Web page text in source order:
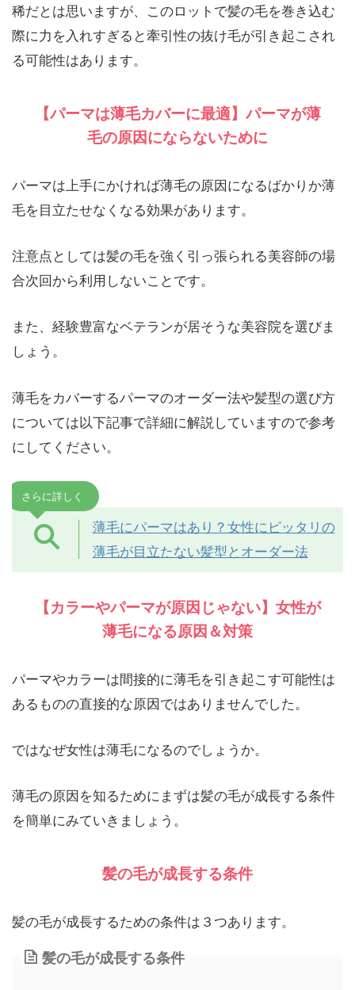
稀だとは思いますが、このロットで髪の毛を巻き込む
際に力を入れすぎると牽引性の抜け毛が引き起こされ
る可能性はあります。
【パーマは薄毛カバーに最適】パーマが薄
毛の原因にならないために
パーマは上手にかければ薄毛の原因になるばかりか薄
毛を目立たせなくなる効果があります。
注意点としては髪の毛を強く引っ張られる美容師の場
合次回から利用しないことです。
また、経験豊富なベテランが居そうな美容院を選びま
しょう。
薄毛をカバーするパーマのオーダー法や髪型の選び方
については以下記事で詳細に解説していますので参考
にしてください。
さらに詳しく
薄毛にパーマはあり？女性にピッタリの
薄毛が目立たない髪型とオーダー法
【カラーやパーマが原因じゃない】女性が
薄毛になる原因＆対策
パーマやカラーは間接的に薄毛を引き起こす可能性は
あるものの直接的な原因ではありませんでした。
ではなぜ女性は薄毛になるのでしょうか。
薄毛の原因を知るためにまずは髪の毛が成長する条件
を簡単にみていきましょう。
髪の毛が成長する条件
髪の毛が成長するための条件は３つあります。
髪の毛が成長する条件